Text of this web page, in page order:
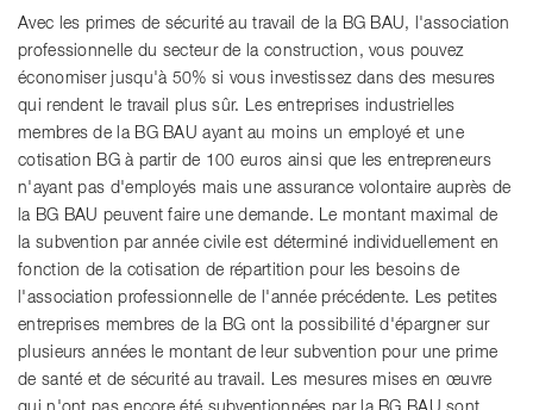
Avec les primes de sécurité au travail de la BG BAU, l'association
professionnelle du secteur de la construction, vous pouvez
économiser jusqu'à 50% si vous investissez dans des mesures
qui rendent le travail plus sûr. Les entreprises industrielles
membres de la BG BAU ayant au moins un employé et une
cotisation BG à partir de 100 euros ainsi que les entrepreneurs
n'ayant pas d'employés mais une assurance volontaire auprès de
la BG BAU peuvent faire une demande. Le montant maximal de
la subvention par année civile est déterminé individuellement en
fonction de la cotisation de répartition pour les besoins de
l'association professionnelle de l'année précédente. Les petites
entreprises membres de la BG ont la possibilité d'épargner sur
plusieurs années le montant de leur subvention pour une prime
de santé et de sécurité au travail. Les mesures mises en œuvre